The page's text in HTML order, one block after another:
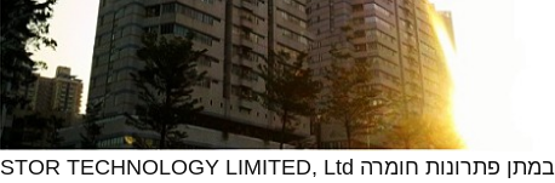
STOR TECHNOLOGY LIMITED, Ltd נוסדה בשנת 2007, תוך התמקדות במתן פתרונות חומרה